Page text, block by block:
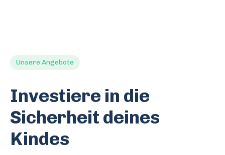
Unsere Angebote
Investiere in die
Sicherheit deines
Kindes